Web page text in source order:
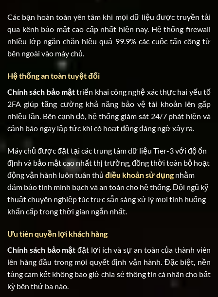
Các bạn hoàn toàn yên tâm khi mọi dữ liệu được truyền tải
qua kênh bảo mật cao cấp nhất hiện nay. Hệ thống firewall
nhiều lớp ngăn chặn hiệu quả 99.9% các cuộc tấn công từ
bên ngoài vào máy chủ.
Hệ thống an toàn tuyệt đối
Chính sách bảo mậttriển khai công nghệ xác thực hai yếu tố
2FA giúp tăng cường khả năng bảo vệ tài khoản lên gấp
nhiều lần. Bên cạnh đó, hệ thống giám sát 24/7 phát hiện và
cảnh báo ngay lập tức khi có hoạt động đáng ngờ xảy ra.
Máy chủ được đặt tại các trung tâm dữ liệu Tier-3 với độ ổn
định và bảo mật cao nhất thị trường, đồng thời toàn bộ hoạt
động vận hành luôn tuân thủ điều khoản sử dụng nhằm
đảm bảo tính minh bạch và an toàn cho hệ thống. Đội ngũ kỹ
thuật chuyên nghiệp túc trực sẵn sàng xử lý mọi tình huống
khẩn cấp trong thời gian ngắn nhất.
Ưu tiên quyền lợi khách hàng
Chính sách bảo mật đặt lợi ích và sự an toàn của thành viên
lên hàng đầu trong mọi quyết định vận hành. Đặc biệt, nền
tảng cam kết không bao giờ chia sẻ thông tin cá nhân cho bất
kỳ bên thứ ba nào.